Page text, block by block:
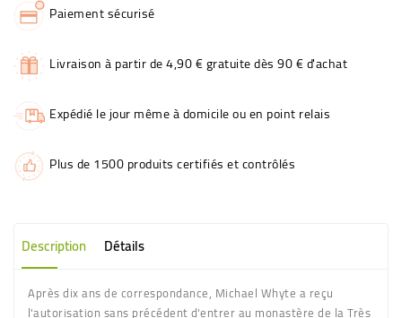
Paiement sécurisé
Livraison à partir de 4,90 € gratuite dès 90 € d'achat
Expédié le jour même à domicile ou en point relais
Plus de 1500 produits certifiés et contrôlés
Description Détails
Après dix ans de correspondance, Michael Whyte a reçu
l'autorisation sans précédent d'entrer au monastère de la Très